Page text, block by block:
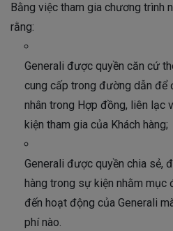
Bằng việc tham gia chương trình
rằng:
Generali được quyền căn cứ
cung cấp trong đường dẫn để
nhân trong Hợp đồng, liên lạc
kiện tham gia của Khách hàng;
Generali được quyền chia sẻ,
hàng trong sự kiện nhằm mục
đến hoạt động của Generali
phí nào.